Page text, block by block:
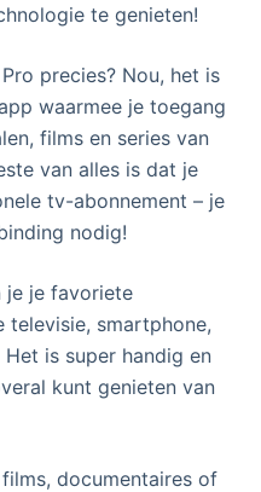
te genieten!
precies? Nou, het is
waarmee je toegang
films en series van
van alles is dat je
tv-abonnement – je
nodig!
je je favoriete
televisie, smartphone,
is super handig en
kunt genieten van
documentaires of